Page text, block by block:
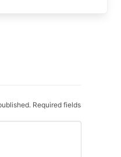
Required fields